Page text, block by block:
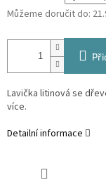
Můžeme doručit do:
Lavička litinová se
více.
Detailní informace